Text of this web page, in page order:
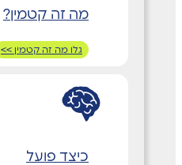
מה זה קטמין?
גלו מה זה קטמין >>
כיצד פועל